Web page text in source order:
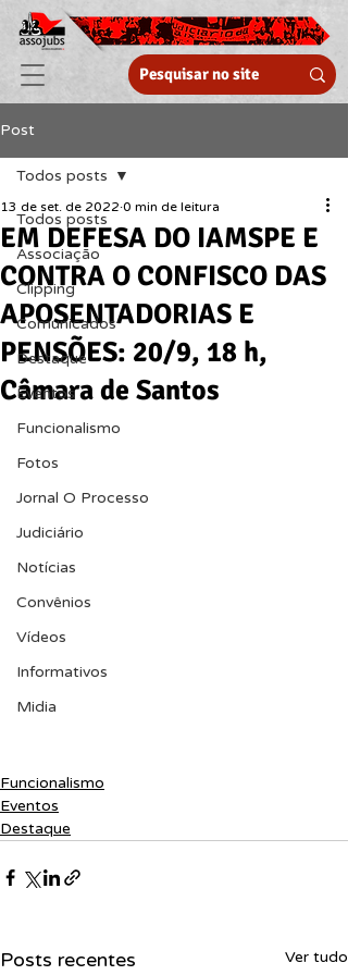
Post
Todos posts
Associação
Clipping
Comunicados
Destaque
Eventos
Funcionalismo
Fotos
Jornal O Processo
Judiciário
Notícias
Convênios
Vídeos
Informativos
Midia
Todos posts
EM DEFESA DO IAMSPE E
CONTRA O CONFISCO DAS
APOSENTADORIAS E
PENSÕES: 20/9, 18 h,
Câmara de Santos
13 de set. de 2022 0 min de leitura
Funcionalismo
Eventos
Destaque
Posts recentes Ver tudo